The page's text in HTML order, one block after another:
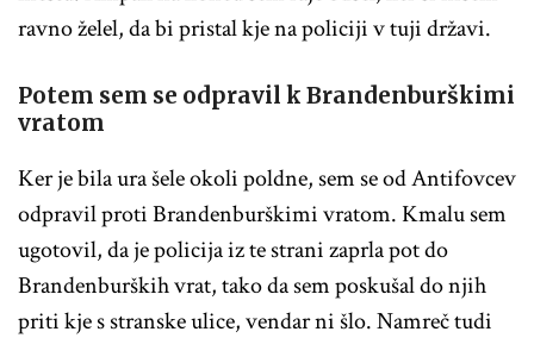
ravno želel, da bi pristal kje na policiji v tuji državi.
Potem sem se odpravil k Brandenburškimi
vratom
Ker je bila ura šele okoli poldne, sem se od Antifovcev
odpravil proti Brandenburškimi vratom. Kmalu sem
ugotovil, da je policija iz te strani zaprla pot do
Brandenburških vrat, tako da sem poskušal do njih
priti kje s stranske ulice, vendar ni šlo. Namreč tudi